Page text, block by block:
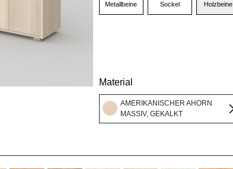
Metallbeine Sockel Holzbeine
Material
AMERIKANISCHER AHORN
MASSIV, GEKALKT